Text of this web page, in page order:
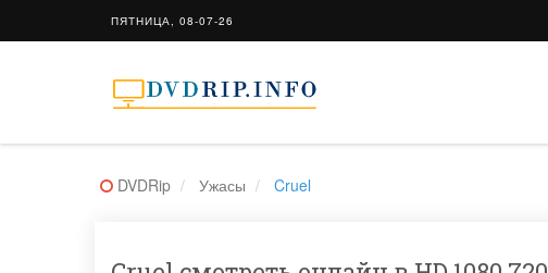
ПЯТНИЦА, 08-07-26
DVDRip Ужасы Cruel